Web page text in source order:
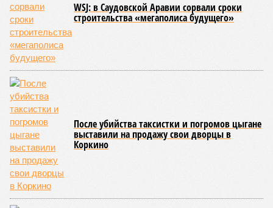
WSJ: в Саудовской Аравии сорвали сроки
строительства «мегаполиса будущего»
После убийства таксистки и погромов цыгане
выставили на продажу свои дворцы в
Коркино